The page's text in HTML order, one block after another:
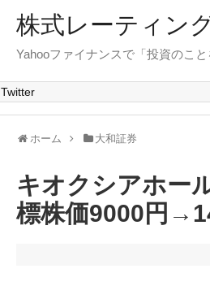
株式レーティン
Yahooファイナンスで「投資のこ
Twitter
ホーム 大和証券
キオクシアホー
標株価9000円